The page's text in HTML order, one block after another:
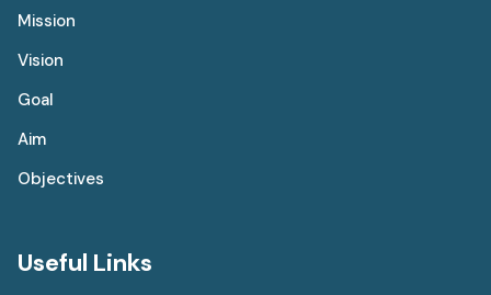
Mission
Vision
Goal
Aim
Objectives
Useful Links